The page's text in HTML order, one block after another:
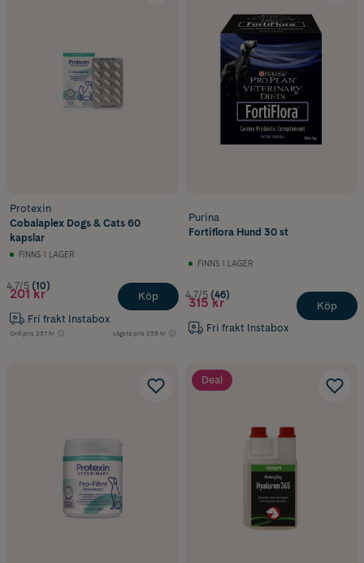
Protexin
Cobalaplex Dogs & Cats 60
kapslar
FINNS I LAGER
4.7/5 (10)
201 kr
Fri frakt Instabox
Ord.pris 237 kr Lägsta pris 235 kr
Köp
Purina
Fortiflora Hund 30 st
FINNS I LAGER
4.7/5 (46)
315 kr
Fri frakt Instabox
Köp
Deal